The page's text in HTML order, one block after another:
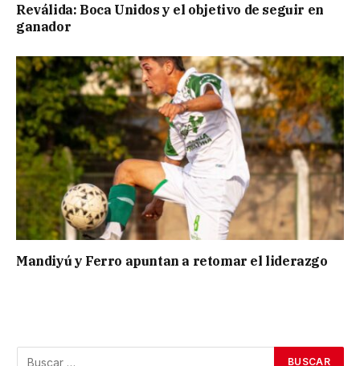
Reválida: Boca Unidos y el objetivo de seguir en
ganador
Mandiyú y Ferro apuntan a retomar el liderazgo